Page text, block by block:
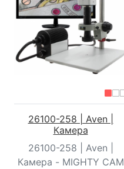
26100-258 | Aven |
Камера
26100-258 | Aven |
Камера - MIGHTY CAM